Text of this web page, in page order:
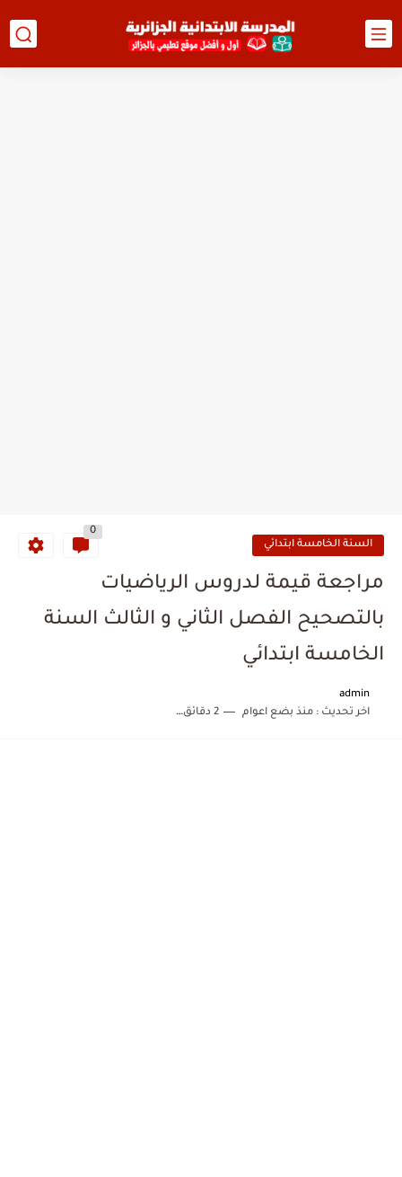
السنة الخامسة ابتدائي
0
مراجعة قيمة لدروس الرياضيات
بالتصحيح الفصل الثاني و الثالث السنة
الخامسة ابتدائي
admin
اخر تحديث :منذ بضع اعوام 2 دقائق للقراءة